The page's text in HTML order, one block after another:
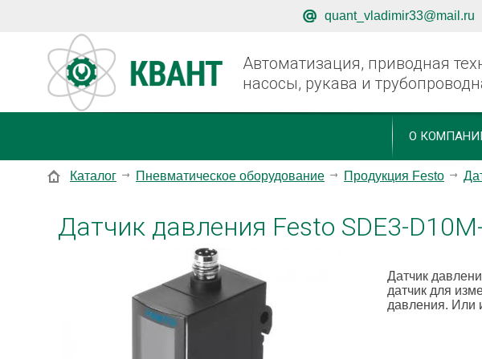
quant_vladimir33@mail.ru
Автоматизация, приводная
насосы, рукава и
О
Каталог Пневматическое оборудование Продукция Festo
Датчик давления Festo SDE3-
Датчик
датчик для
давления. Или